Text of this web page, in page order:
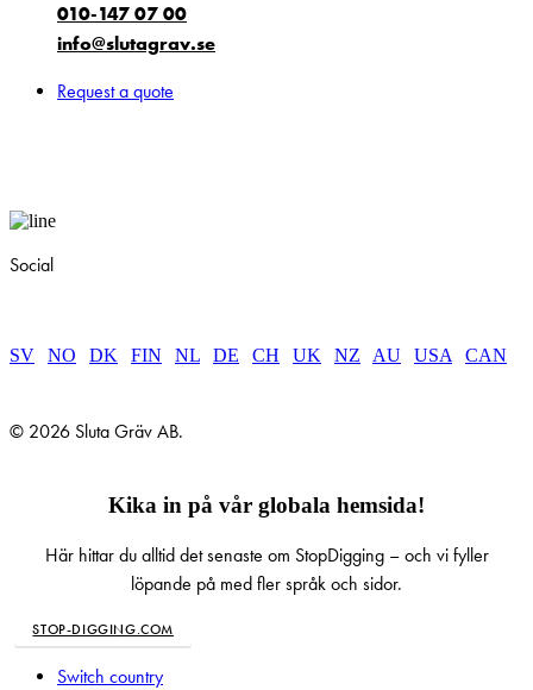
010-147 07 00
info@slutagrav.se
Request a quote
Social
SV NO DK FIN NL DE CH UK NZ AU USA CAN
© 2026 Sluta Gräv AB.
Kika in på vår globala hemsida!
Här hittar du alltid det senaste om StopDigging – och vi fyller
löpande på med fler språk och sidor.
STOP-DIGGING.COM
Close
Switch country